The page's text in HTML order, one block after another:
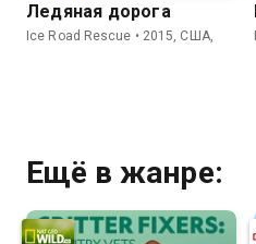
Ледяная дорога
Ice Road Rescue • 2015, США,
Ещё в жанре: